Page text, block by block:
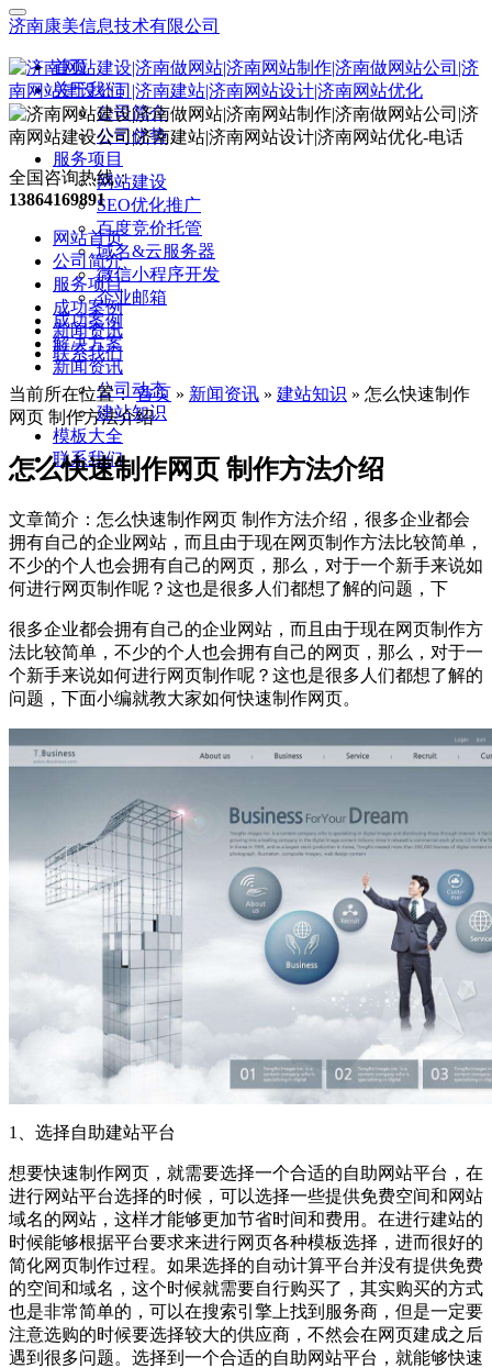
济南康美信息技术有限公司
首页
关于我们
公司简介
公司优势
服务项目
网站建设
SEO优化推广
百度竞价托管
域名&云服务器
微信小程序开发
企业邮箱
成功案例
解决方案
新闻资讯
公司动态
建站知识
模板大全
联系我们
全国咨询热线：
13864169891
网站首页
公司简介
服务项目
成功案例
新闻资讯
联系我们
当前所在位置：首页 » 新闻资讯 » 建站知识 » 怎么快速制作
网页 制作方法介绍
怎么快速制作网页 制作方法介绍
文章简介： 怎么快速制作网页 制作方法介绍，很多企业都会
拥有自己的企业网站，而且由于现在网页制作方法比较简单，
不少的个人也会拥有自己的网页，那么，对于一个新手来说如
何进行网页制作呢？这也是很多人们都想了解的问题，下
很多企业都会拥有自己的企业网站，而且由于现在网页制作方
法比较简单，不少的个人也会拥有自己的网页，那么，对于一
个新手来说如何进行网页制作呢？这也是很多人们都想了解的
问题，下面小编就教大家如何快速制作网页。
1、选择自助建站平台
想要快速制作网页，就需要选择一个合适的自助网站平台，在
进行网站平台选择的时候，可以选择一些提供免费空间和网站
域名的网站，这样才能够更加节省时间和费用。在进行建站的
时候能够根据平台要求来进行网页各种模板选择，进而很好的
简化网页制作过程。如果选择的自动计算平台并没有提供免费
的空间和域名，这个时候就需要自行购买了，其实购买的方式
也是非常简单的，可以在搜索引擎上找到服务商，但是一定要
注意选购的时候要选择较大的供应商，不然会在网页建成之后
遇到很多问题。选择到一个合适的自助网站平台，就能够快速